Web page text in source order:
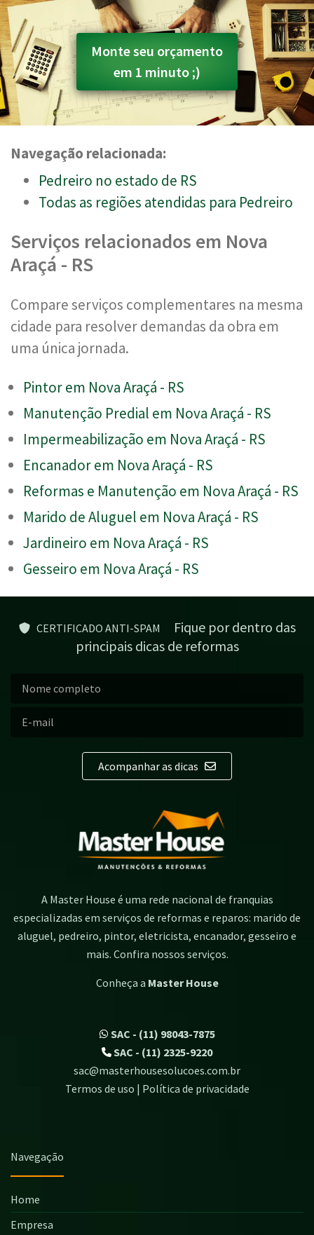
Monte seu orçamento
em 1 minuto ;)
Navegação relacionada:
Pedreiro no estado de RS
Todas as regiões atendidas para Pedreiro
Serviços relacionados em Nova
Araçá - RS
Compare serviços complementares na mesma
cidade para resolver demandas da obra em
uma única jornada.
Pintor em Nova Araçá - RS
Manutenção Predial em Nova Araçá - RS
Impermeabilização em Nova Araçá - RS
Encanador em Nova Araçá - RS
Reformas e Manutenção em Nova Araçá - RS
Marido de Aluguel em Nova Araçá - RS
Jardineiro em Nova Araçá - RS
Gesseiro em Nova Araçá - RS
CERTIFICADO ANTI-SPAM
Fique por dentro das
principais dicas de reformas
Acompanhar as dicas
A Master House é uma rede nacional de franquias
especializadas em serviços de reformas e reparos: marido de
aluguel, pedreiro, pintor, eletricista, encanador, gesseiro e
mais. Confira nossos serviços.
Conheça a Master House
SAC - (11) 98043-7875
SAC - (11) 2325-9220
sac@masterhousesolucoes.com.br
Termos de uso | Política de privacidade
Navegação
Home
Empresa